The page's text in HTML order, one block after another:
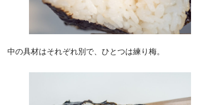
中の具材はそれぞれ別で、ひとつは練り梅。